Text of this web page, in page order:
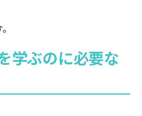
学ぶのに必要な